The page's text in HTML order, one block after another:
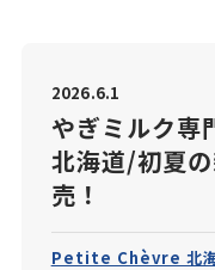
2026.6.1
やぎミルク専
北海道/初夏
売！
Petite Chèvre 北海